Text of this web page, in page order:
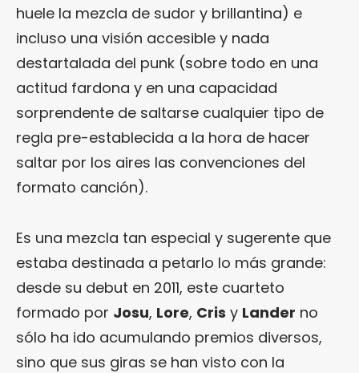
huele la mezcla de sudor y brillantina) e
incluso una visión accesible y nada
destartalada del punk (sobre todo en una
actitud fardona y en una capacidad
sorprendente de saltarse cualquier tipo de
regla pre-establecida a la hora de hacer
saltar por los aires las convenciones del
formato canción).
Es una mezcla tan especial y sugerente que
estaba destinada a petarlo lo más grande:
desde su debut en 2011, este cuarteto
formado por Josu, Lore, Cris y Lander no
sólo ha ido acumulando premios diversos,
sino que sus giras se han visto con la